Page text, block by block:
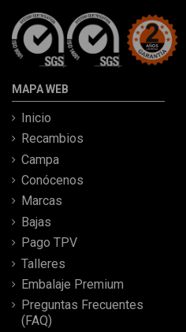
MAPA WEB
Inicio
Recambios
Campa
Conócenos
Marcas
Bajas
Pago TPV
Talleres
Embalaje Premium
Preguntas Frecuentes
(FAQ)